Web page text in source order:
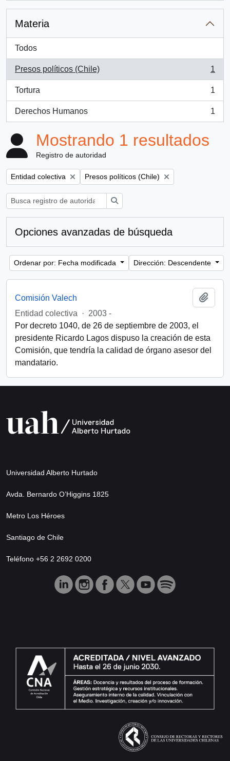
Materia
Todos
Presos políticos (Chile)
, 1 resultados
1
Tortura
, 1 resultados
1
Derechos Humanos
, 1 resultados
1
Mostrando 1 resultados
Registro de autoridad
Remove filter:
Entidad colectiva Remove filter:
Presos políticos (Chile)
Opciones avanzadas de búsqueda
Ordenar por: Fecha modificada Dirección: Descendente
Comisión Valech
Entidad colectiva
· 2003 -
Por decreto 1040, de 26 de septiembre de 2003, el
presidente Ricardo Lagos dispuso la creación de esta
Comisión, que tendría la calidad de órgano asesor del
mandatario.
Universidad Alberto Hurtado
Avda. Bernardo O’Higgins 1825
Metro Los Héroes
Santiago de Chile
Teléfono +56 2 2692 0200